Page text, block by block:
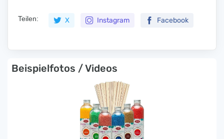
Teilen: X Instagram Facebook
Beispielfotos / Videos